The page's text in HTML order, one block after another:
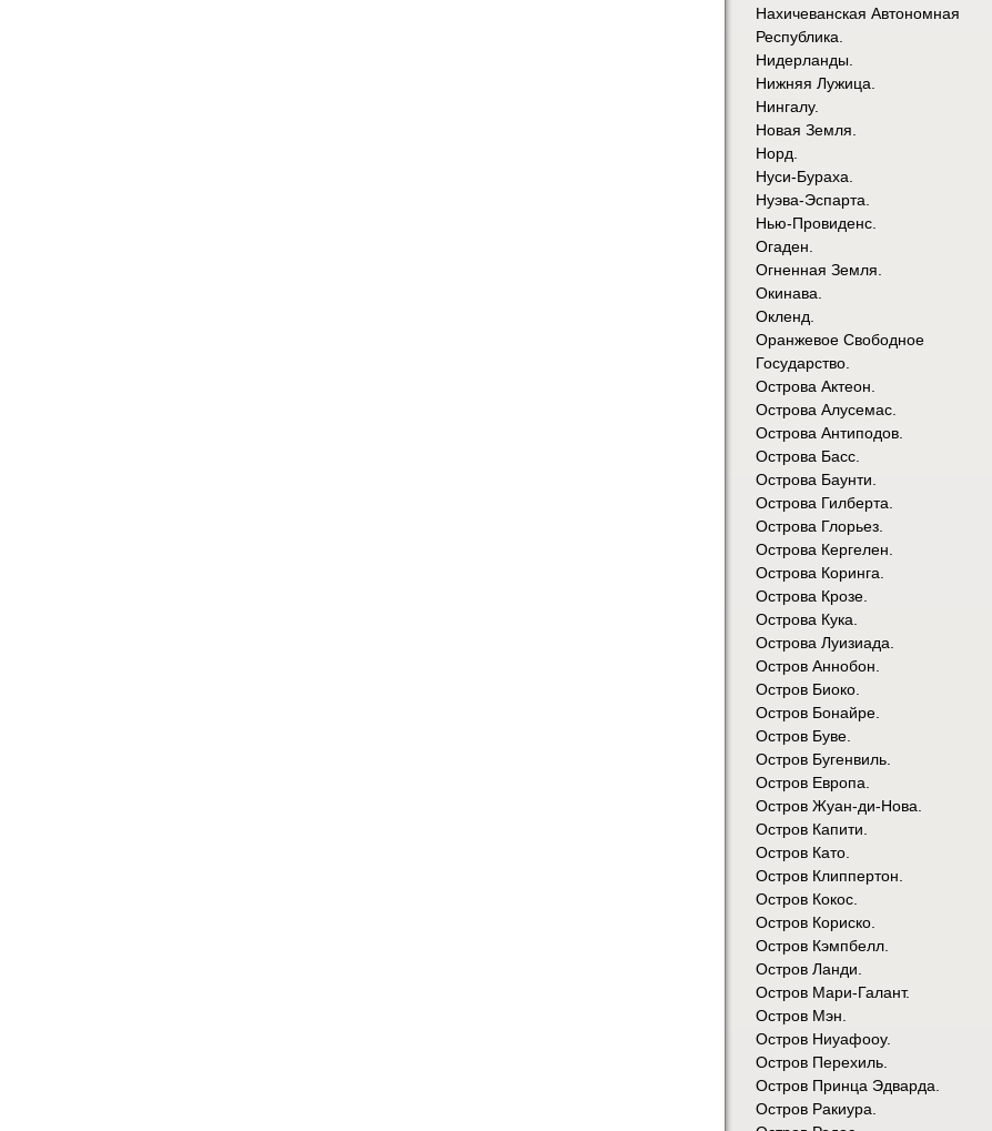
Нахичеванская Автономная
Республика.
Нидерланды.
Нижняя Лужица.
Нингалу.
Новая Земля.
Норд.
Нуси-Бураха.
Нуэва-Эспарта.
Нью-Провиденс.
Огаден.
Огненная Земля.
Окинава.
Окленд.
Оранжевое Свободное
Государство.
Острова Актеон.
Острова Алусемас.
Острова Антиподов.
Острова Басс.
Острова Баунти.
Острова Гилберта.
Острова Глорьез.
Острова Кергелен.
Острова Коринга.
Острова Крозе.
Острова Кука.
Острова Луизиада.
Остров Аннобон.
Остров Биоко.
Остров Бонайре.
Остров Буве.
Остров Бугенвиль.
Остров Европа.
Остров Жуан-ди-Нова.
Остров Капити.
Остров Като.
Остров Клиппертон.
Остров Кокос.
Остров Кориско.
Остров Кэмпбелл.
Остров Ланди.
Остров Мари-Галант.
Остров Мэн.
Остров Ниуафооу.
Остров Перехиль.
Остров Принца Эдварда.
Остров Ракиура.